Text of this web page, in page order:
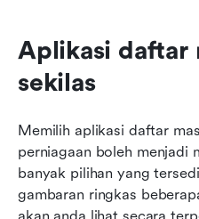
Aplikasi daftar
sekilas
Memilih aplikasi daftar
perniagaan boleh menjadi
banyak pilihan yang
gambaran ringkas
akan anda lihat secara